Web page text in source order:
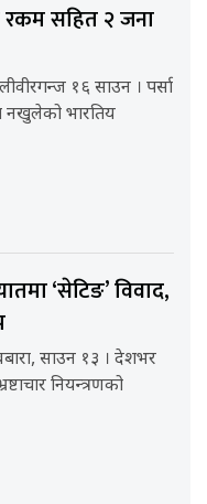
रकम सहित २ जना
१६ साउन । पर्सा
नखुलेको भारतिय
‘सेटिङ’ विवाद,
साउन १३ । देशभर
नियन्त्रणको